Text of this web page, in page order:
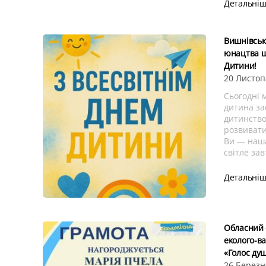
юнацтва
Дитини!
20
Сьогодні
дитина
Ви —
світле
Обласний
еколого-
«Голос